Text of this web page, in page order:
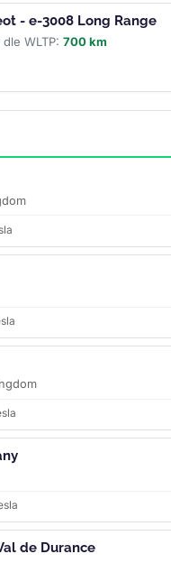
- e-3008 Long Range
WLTP: 700 km
de Durance